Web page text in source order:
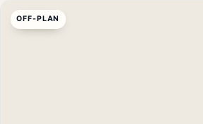
OFF-PLAN